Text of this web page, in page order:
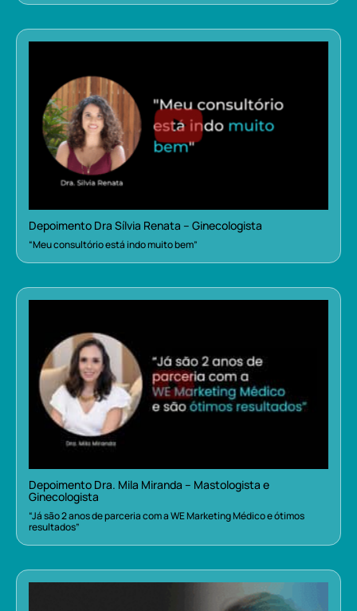
Depoimento Dra Sílvia Renata – Ginecologista
“Meu consultório está indo muito bem”
Depoimento Dra. Mila Miranda – Mastologista e
Ginecologista
“Já são 2 anos de parceria com a WE Marketing Médico e ótimos
resultados”